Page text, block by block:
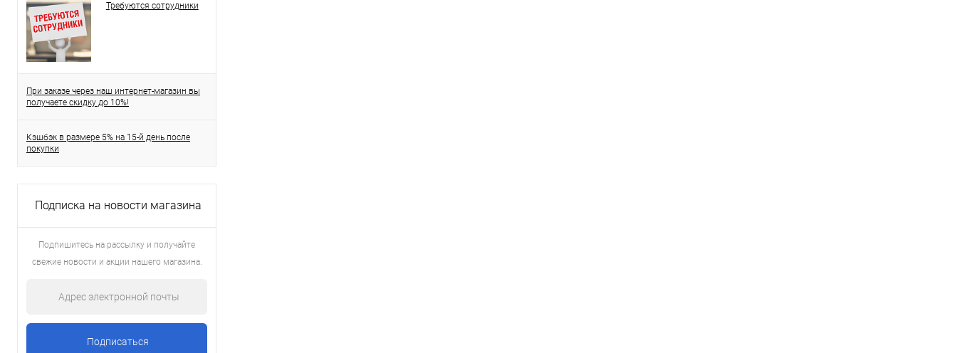
Требуются сотрудники
При заказе через наш интернет-магазин вы
получаете скидку до 10%!
Кэшбэк в размере 5% на 15-й день после
покупки
Подписка на новости магазина
Подпишитесь на рассылку и получайте
свежие новости и акции нашего магазина.